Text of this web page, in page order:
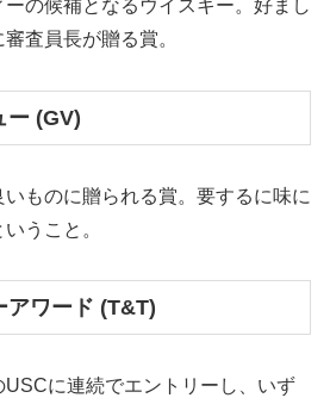
の候補となるウイスキー。好まし
査員長が贈る賞。
ー (GV)
ものに贈られる賞。要するに味に
いうこと。
アワード (T&T)
に連続でエントリーし、いず